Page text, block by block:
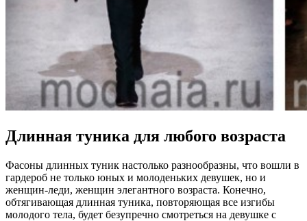
Длинная туника для любого возраста
Фасоны длинных туник настолько разнообразны, что вошли в
гардероб не только юных и молоденьких девушек, но и
женщин-леди, женщин элегантного возраста. Конечно,
обтягивающая длинная туника, повторяющая все изгибы
молодого тела, будет безупречно смотреться на девушке с